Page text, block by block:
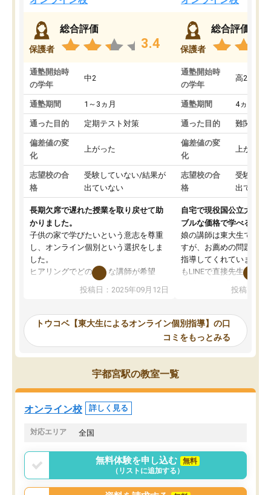
保護者
総合評価
3.4
通塾開始時
の学年
中2
通塾期間 1～3ヵ月
通った目的 定期テスト対策
偏差値の変
化
上がった
志望校の合
格
受験していない/結果が
出ていない
長期欠席で遅れた授業を取り戻せて助
かりました。
子供の家で学びたいという意志を尊重
し、オンライン個別という選択をしま
した。
ヒアリングでどのような講師が希望
か、オプションは付帯するかなど選ぶ
事が出来ました。
ーティングを行い、その講師で良いか
見てから講師を決定する事ができま
す。
うちの子は、初回面談の講師の方で決
オンラインツールを使用した単語帳の
共有があり宿題もそちらで出される形
でした。
言う事で講師変更の申し出があり、あ
まりに短期での変更だった為、塾に通
う事にして退会しました。遅れも取り
戻せ、授業内容や講師の方は良かった
投稿日：2025年09月12日
保護者
総合評価
通塾開始時
の学年
高2
通塾期間 4ヵ月～1
通った目的 難関私立
偏差値の変
化
上がった
志望校の合
格
受験して
出ていな
自宅で現役国公立大学生
ブルな価格で学べる
娘の講師は東大生では無
すが、お薦めの問題集や
指導してくれています。
もLINEで直接先生に質問
めれるので、個人に合
いなのがあり(有料)、受
ことをどんなスケジュー
くか相談したのですが、
ち期待したものではなく
くなってきたようなので
投稿日：
トウコベ【東大生によるオンライン個別指導】の口
コミをもっとみる
宇都宮駅の教室一覧
オンライン校 詳しく見る
対応エリア 全国
無料体験を申し込む
無料
（リストに追加する）